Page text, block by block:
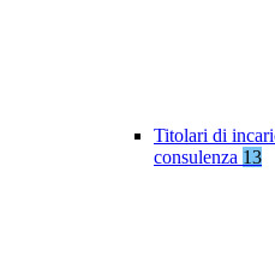
Titolari di
consulenza 13